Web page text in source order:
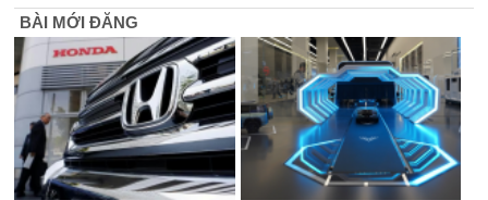
BÀI MỚI ĐĂNG